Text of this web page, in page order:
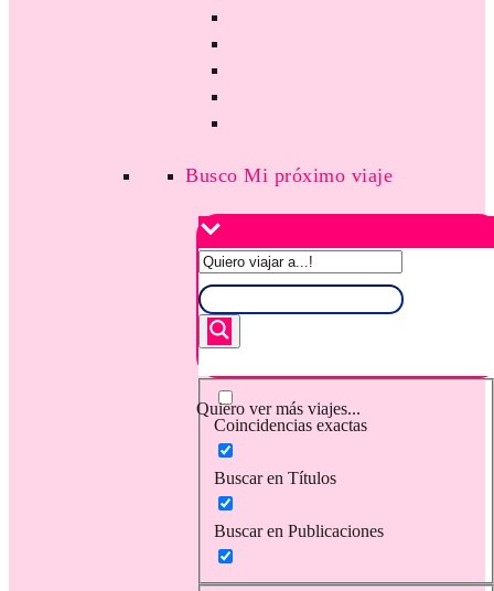
Busco Mi próximo viaje
Quiero ver más viajes...
Coincidencias exactas
Buscar en Títulos
Buscar en Publicaciones